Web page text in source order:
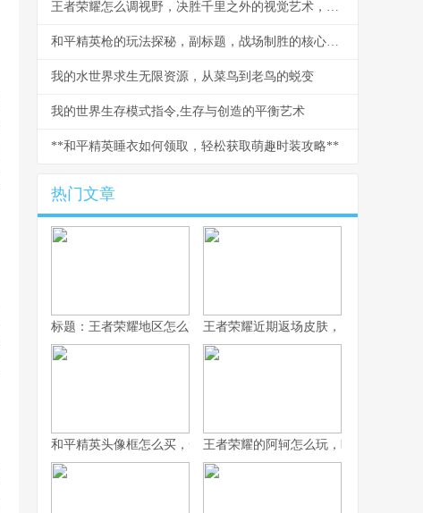
王者荣耀怎么调视野，决胜千里之外的视觉艺术，副标题，掌控全局的秘密钥匙
和平精英枪的玩法探秘，副标题，战场制胜的核心法则
我的水世界求生无限资源，从菜鸟到老鸟的蜕变
我的世界生存模式指令,生存与创造的平衡艺术
**和平精英睡衣如何领取，轻松获取萌趣时装攻略**
热门文章
标题：王者荣耀地区怎么改，资深玩家手把手教你
王者荣耀近期返场皮肤，旧梦重燃的
和平精英头像框怎么买，一份资深玩家的选购指南，副标题，从获
王者荣耀的阿轲怎么玩，暗影刀锋的狩